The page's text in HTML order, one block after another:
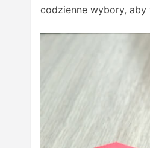
codzienne wybory,